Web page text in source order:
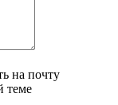
на почту
теме